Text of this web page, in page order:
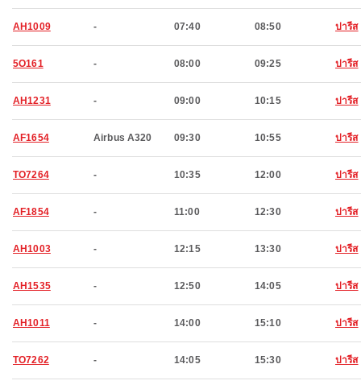
AH1009 - 07:40 08:50 ปารีส
5O161 - 08:00 09:25 ปารีส
AH1231 - 09:00 10:15 ปารีส
AF1654 Airbus A320 09:30 10:55 ปารีส
TO7264 - 10:35 12:00 ปารีส
AF1854 - 11:00 12:30 ปารีส
AH1003 - 12:15 13:30 ปารีส
AH1535 - 12:50 14:05 ปารีส
AH1011 - 14:00 15:10 ปารีส
TO7262 - 14:05 15:30 ปารีส